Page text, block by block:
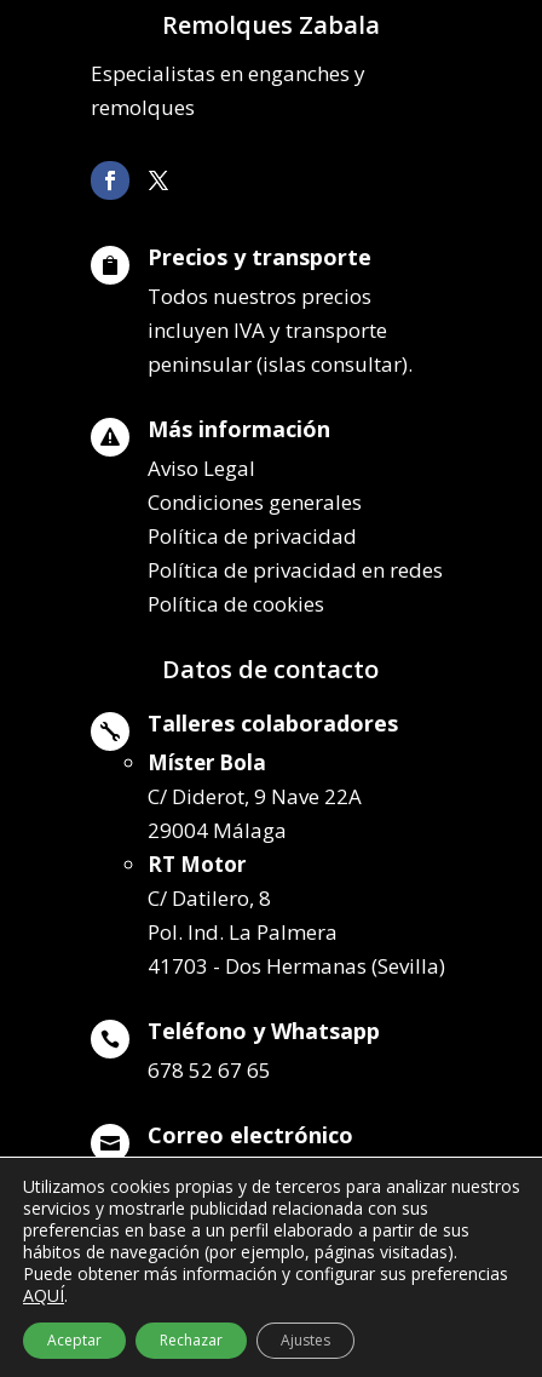
Remolques Zabala
Especialistas en enganches y
remolques
 Precios y transporte
Todos nuestros precios
incluyen IVA y transporte
peninsular (islas consultar).
 Más información
Aviso Legal
Condiciones generales
Política de privacidad
Política de privacidad en redes
Política de cookies
Datos de contacto
 Talleres colaboradores
Míster Bola
C/ Diderot, 9 Nave 22A
29004 Málaga
RT Motor
C/ Datilero, 8
Pol. Ind. La Palmera
41703 - Dos Hermanas (Sevilla)
 Teléfono y Whatsapp
678 52 67 65
 Correo electrónico
info@remolqueszabala.com
- info@remolqueszabala.com
Utilizamos cookies propias y de terceros para analizar nuestros
servicios y mostrarle publicidad relacionada con sus
preferencias en base a un perfil elaborado a partir de sus
hábitos de navegación (por ejemplo, páginas visitadas).
Puede obtener más información y configurar sus preferencias
AQUÍ.
Aceptar Rechazar Ajustes